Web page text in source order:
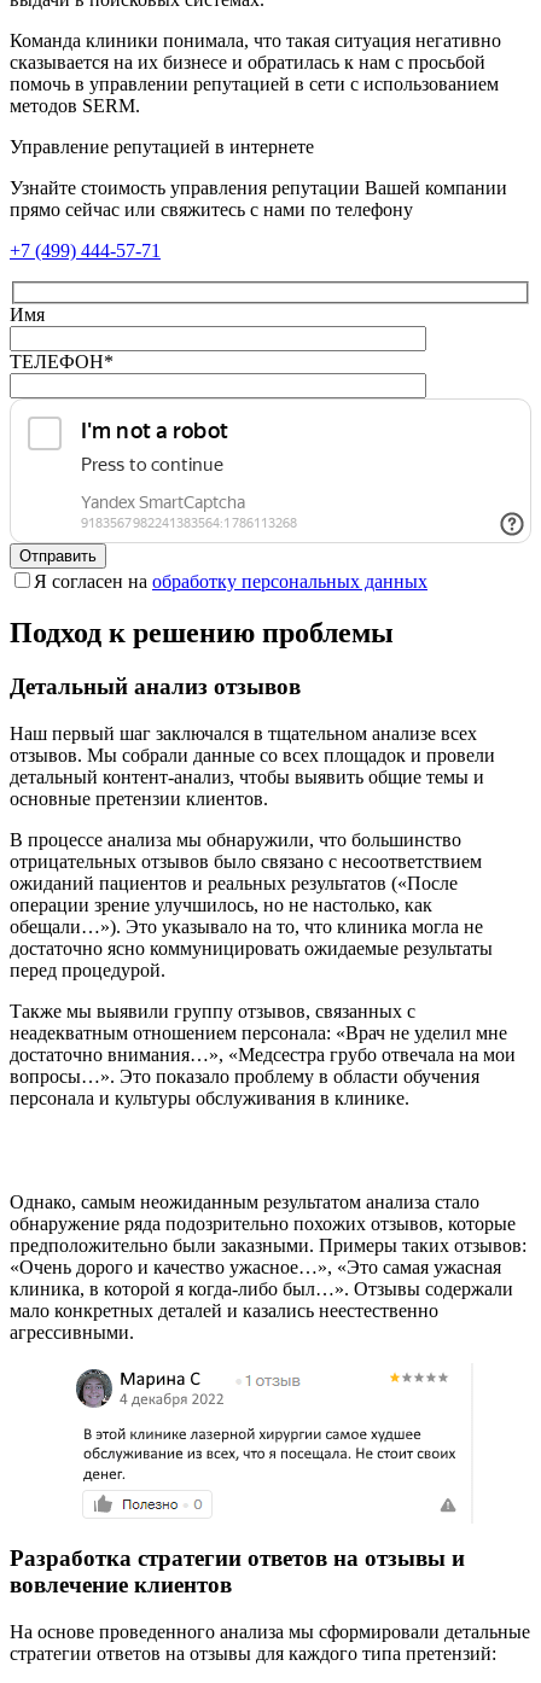
Команда клиники понимала, что такая ситуация негативно
сказывается на их бизнесе и обратилась к нам с просьбой
помочь в управлении репутацией в сети с использованием
методов SERM.
Управление репутацией в интернете
Узнайте стоимость управления репутации Вашей компании
прямо сейчас или свяжитесь с нами по телефону
+7 (499) 444-57-71
Имя
ТЕЛЕФОН*
Отправить
Я согласен на обработку персональных данных
Подход к решению проблемы
Детальный анализ отзывов
Наш первый шаг заключался в тщательном анализе всех
отзывов. Мы собрали данные со всех площадок и провели
детальный контент-анализ, чтобы выявить общие темы и
основные претензии клиентов.
В процессе анализа мы обнаружили, что большинство
отрицательных отзывов было связано с несоответствием
ожиданий пациентов и реальных результатов («После
операции зрение улучшилось, но не настолько, как
обещали…»). Это указывало на то, что клиника могла не
достаточно ясно коммуницировать ожидаемые результаты
перед процедурой.
Также мы выявили группу отзывов, связанных с
неадекватным отношением персонала: «Врач не уделил мне
достаточно внимания…», «Медсестра грубо отвечала на мои
вопросы…». Это показало проблему в области обучения
персонала и культуры обслуживания в клинике.
Однако, самым неожиданным результатом анализа стало
обнаружение ряда подозрительно похожих отзывов, которые
предположительно были заказными. Примеры таких отзывов:
«Очень дорого и качество ужасное…», «Это самая ужасная
клиника, в которой я когда-либо был…». Отзывы содержали
мало конкретных деталей и казались неестественно
агрессивными.
Разработка стратегии ответов на отзывы и
вовлечение клиентов
На основе проведенного анализа мы сформировали детальные
стратегии ответов на отзывы для каждого типа претензий: